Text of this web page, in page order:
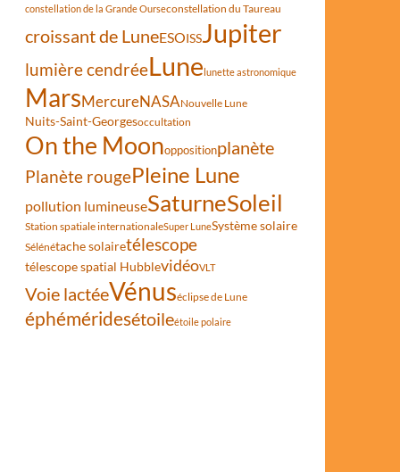
constellation de la Grande Ourseconstellation du Taureau
croissant de LuneESOISSJupiter
lumière cendréeLunelunette astronomique
MarsMercureNASANouvelle Lune
Nuits-Saint-Georgesoccultation
On the Moonoppositionplanète
Planète rougePleine Lune
pollution lumineuseSaturneSoleil
Station spatiale internationaleSuper LuneSystème solaire
Sélénétache solairetélescope
télescope spatial HubblevidéoVLT
Voie lactéeVénuséclipse de Lune
éphéméridesétoileétoile polaire